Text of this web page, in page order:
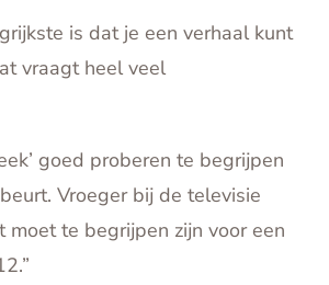
is dat je een verhaal kunt
vraagt heel veel
goed proberen te begrijpen
Vroeger bij de televisie
moet te begrijpen zijn voor een